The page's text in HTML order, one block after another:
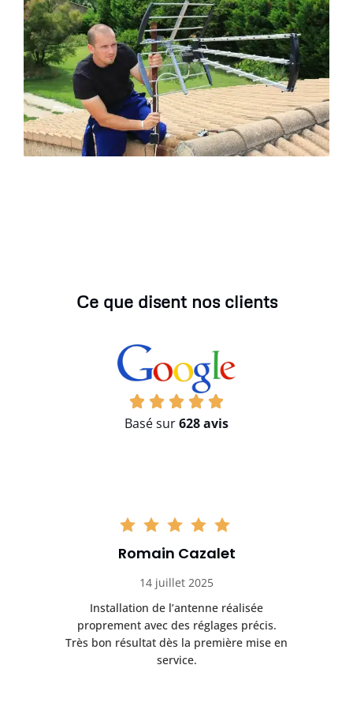
Ce que disent nos clients
Basé sur628 avis
Romain Cazalet
14 juillet 2025
Installation de l’antenne réalisée
proprement avec des réglages précis.
Très bon résultat dès la première mise en
service.